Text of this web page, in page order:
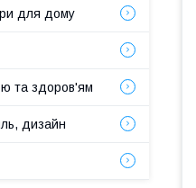
для дому
та здоров'ям
дизайн